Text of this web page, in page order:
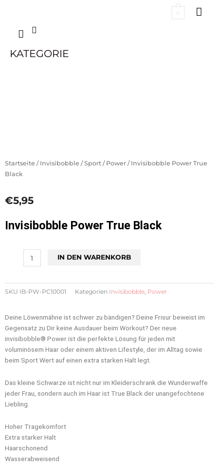
Header
KATEGORIE
Suchen
Startseite / Invisibobble /Sport / Power / Invisibobble Power True
Black
€5,95
Invisibobble Power True Black
Invisibobble
Power
IN DEN WARENKORB
SKU IB-PW-PC10001 Kategorien Invisibobble Power
Deine Löwenmähne ist schwer zu bändigen? Deine Frisur beweist im
Gegensatz zu Dir keine Ausdauer beim Workout? Der neue
invisibobble® Power ist die perfekte Lösung für jeden mit
voluminösem Haar oder einem aktiven Lifestyle, der im Alltag sowie
beim Sport Wert auf einen extra starken Halt legt.
Das kleine Schwarze ist nicht nur im Kleiderschrank die Wunderwaffe
jeder Frau, sondern auch im Haar ist True Black der unangefochtene
Liebling.
Hoher Tragekomfort
Extra starker Halt
Haarschonend
Wasserabweisend